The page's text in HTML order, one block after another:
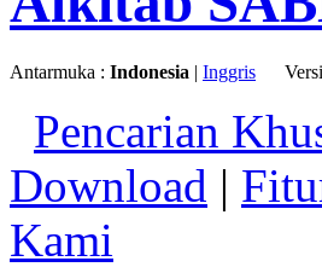
Antarmuka : Indonesia | Inggris
Pencarian
Download |
Kami